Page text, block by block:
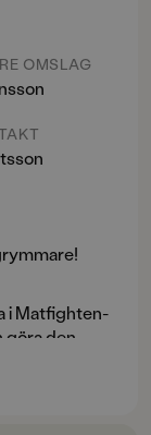
OMSLAG
i Matfighten-
göra den
övervakar